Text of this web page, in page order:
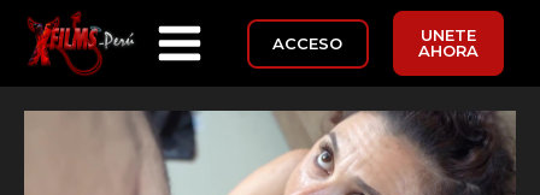
ACCESO
UNETE
AHORA